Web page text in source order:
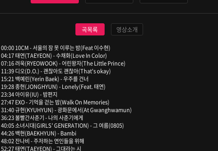
곡목록 영상소개
00:00 10CM - 서울의 잠 못 이루는 밤(Feat 이수현)
04:17 태연(TAEYEON) - 수채화(Love In Color)
07:16 려욱(RYEOWOOK) - 어린왕자(The Little Prince)
11:39 디오(D.O.) - 괜찮아도 괜찮아(That's okay)
15:21 백예린(Yerin Baek) - 우주를 건너
19:28 종현(JONGHYUN) - Lonely(Feat. 태연)
23:34 아이유(IU) - 밤편지
27:47 EXO - 기억을 걷는 밤(Walk On Memories)
31:40 규현(KYUHYUN) - 광화문에서(At Gwanghwamun)
36:23 볼빨간사춘기 - 나의 사춘기에게
40:05 소녀시대(GIRLS' GENERATION) - 그 여름(0805)
44:26 백현(BAEKHYUN) - Bambi
48:02 잔나비 - 주저하는 연인들을 위해
52:27 태연(TAEYEON) - 그대라는 시